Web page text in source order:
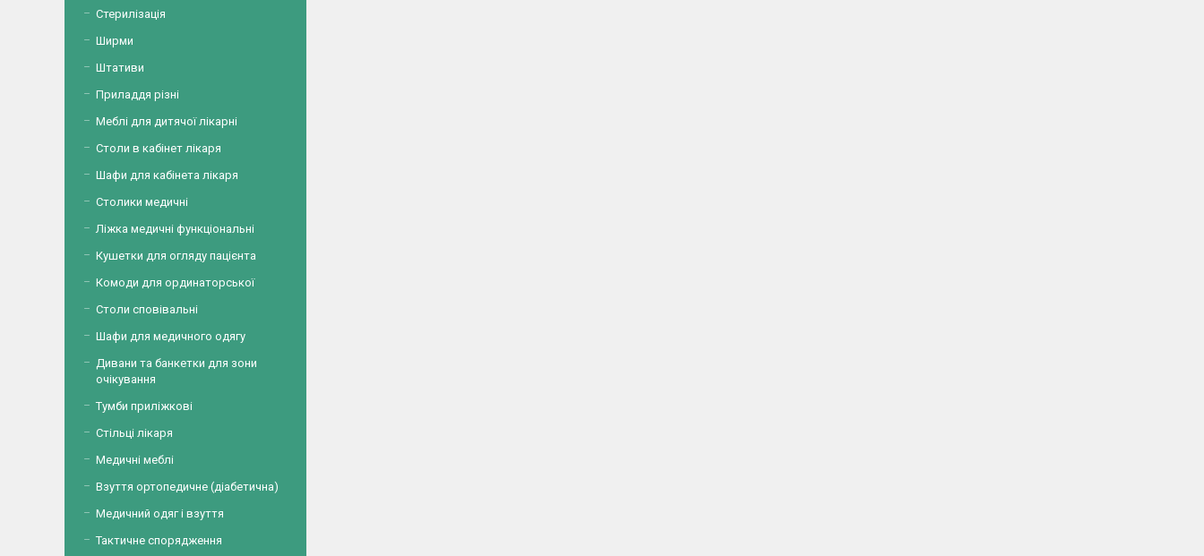
Стерилізація
Ширми
Штативи
Приладдя різні
Меблі для дитячої лікарні
Столи в кабінет лікаря
Шафи для кабінета лікаря
Столики медичні
Ліжка медичні функціональні
Кушетки для огляду пацієнта
Комоди для ординаторської
Столи сповівальні
Шафи для медичного одягу
Дивани та банкетки для зони
очікування
Тумби приліжкові
Стільці лікаря
Медичні меблі
Взуття ортопедичне (діабетична)
Медичний одяг і взуття
Тактичне спорядження